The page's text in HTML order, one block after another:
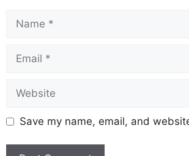
Save my name, email, and